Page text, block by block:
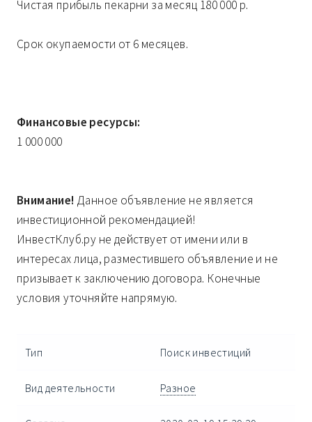
Чистая прибыль пекарни за месяц 180 000 р.
Срок окупаемости от 6 месяцев.
Финансовые ресурсы:
1 000 000
Внимание! Данное объявление не является
инвестиционной рекомендацией!
ИнвестКлуб.ру не действует от имени или в
интересах лица, разместившего объявление и не
призывает к заключению договора. Конечные
условия уточняйте напрямую.
Тип Поиск инвестиций
Вид деятельности Разное